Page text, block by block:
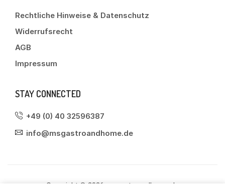
Rechtliche Hinweise & Datenschutz
Widerrufsrecht
AGB
Impressum
STAY CONNECTED
+49 (0) 40 32596387
info@msgastroandhome.de